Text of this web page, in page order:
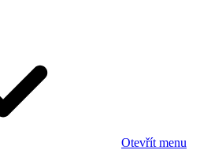
Otevřít menu